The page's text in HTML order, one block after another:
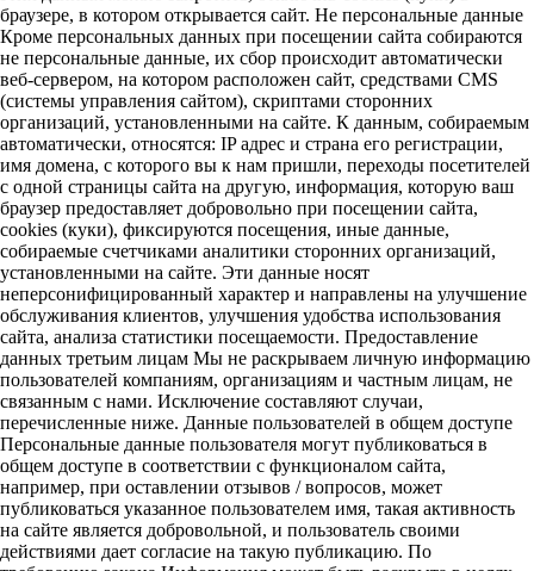
браузере, в котором открывается сайт. Не персональные данные
Кроме персональных данных при посещении сайта собираются
не персональные данные, их сбор происходит автоматически
веб-сервером, на котором расположен сайт, средствами CMS
(системы управления сайтом), скриптами сторонних
организаций, установленными на сайте. К данным, собираемым
автоматически, относятся: IP адрес и страна его регистрации,
имя домена, с которого вы к нам пришли, переходы посетителей
с одной страницы сайта на другую, информация, которую ваш
браузер предоставляет добровольно при посещении сайта,
cookies (куки), фиксируются посещения, иные данные,
собираемые счетчиками аналитики сторонних организаций,
установленными на сайте. Эти данные носят
неперсонифицированный характер и направлены на улучшение
обслуживания клиентов, улучшения удобства использования
сайта, анализа статистики посещаемости. Предоставление
данных третьим лицам Мы не раскрываем личную информацию
пользователей компаниям, организациям и частным лицам, не
связанным с нами. Исключение составляют случаи,
перечисленные ниже. Данные пользователей в общем доступе
Персональные данные пользователя могут публиковаться в
общем доступе в соответствии с функционалом сайта,
например, при оставлении отзывов / вопросов, может
публиковаться указанное пользователем имя, такая активность
на сайте является добровольной, и пользователь своими
действиями дает согласие на такую публикацию. По